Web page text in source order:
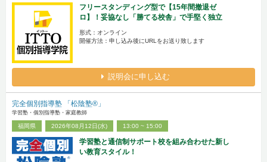
フリースタンディング型で【15年間撤退ゼ
ロ】！妥協なし「勝てる校舎」で手堅く独立
形式：オンライン
開催方法：申し込み後にURLをお送り致します
説明会に申し込む
完全個別指導塾 「松陰塾®」
学習塾・個別指導塾・家庭教師
福岡県 2026年08月12日(水) 13:00 ~ 15:00
学習塾と通信制サポート校を組み合わせた新し
い教育スタイル！